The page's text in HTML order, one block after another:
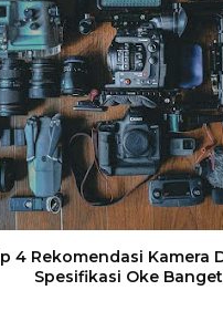
4 Rekomendasi Kamera
Spesifikasi Oke